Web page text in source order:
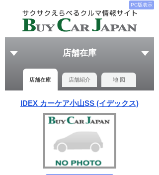
PC版表示
店舗在庫
店舗在庫 店舗紹介 地 図
IDEX カーケア小山SS (イデックス)